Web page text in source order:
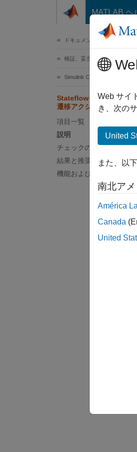
コンテンツへスキップ
MATLAB ヘ
ドキュメンテーションのホー
検証、妥当性確認、テスト
Simulink Check
Stateflow 内の条件アク
遷移アクションをチェッ
項目一覧
説明
チェックのパラメーター
結果と推奨アクション
機能および制限事項
Web サイ
き、次の
United
また、以
南北アメ
América
Canada
United